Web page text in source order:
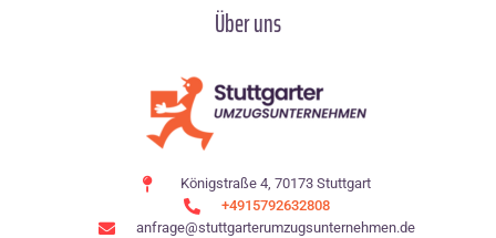
Über uns
Königstraße 4, 70173 Stuttgart
+4915792632808
anfrage@stuttgarterumzugsunternehmen.de